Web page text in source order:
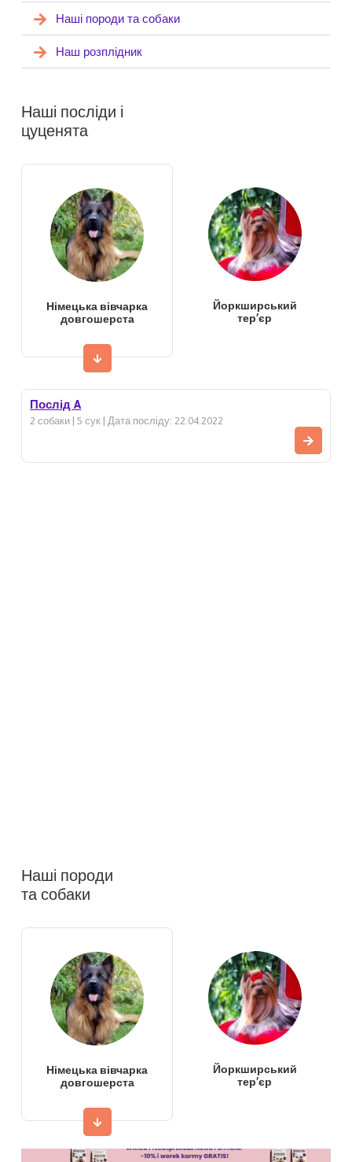
Наші породи та собаки
Наш розплідник
Наші посліди і
цуценята
Німецька вівчарка
довгошерста
Йоркширський
тер’єр
Послід A
2 собаки | 5 сук | Дата посліду: 22.04.2022
Наші породи
та собаки
Німецька вівчарка
довгошерста
Йоркширський
тер’єр